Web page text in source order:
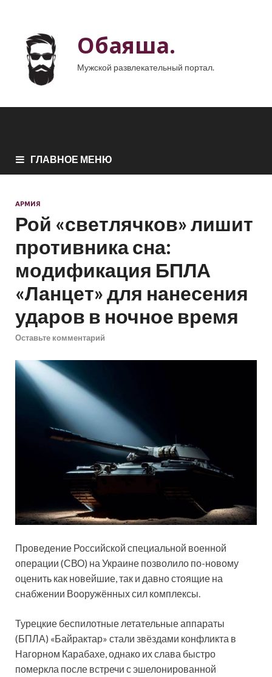
Обаяша.
Мужской развлекательный портал.
ГЛАВНОЕ МЕНЮ
АРМИЯ
Рой «светлячков» лишит
противника сна:
модификация БПЛА
«Ланцет» для нанесения
ударов в ночное время
Оставьте комментарий
Проведение Российской специальной военной
операции (СВО) на Украине позволило по-новому
оценить как новейшие, так и давно стоящие на
снабжении Вооружённых сил комплексы.
Турецкие беспилотные летательные аппараты
(БПЛА) «Байрактар» стали звёздами конфликта в
Нагорном Карабахе, однако их слава быстро
померкла после встречи с эшелонированной